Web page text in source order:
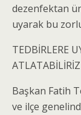
dezenfektan
uyarak bu
TEDBİRLERE
ATLATABİLİRİZ
Başkan Fatih
ve ilçe